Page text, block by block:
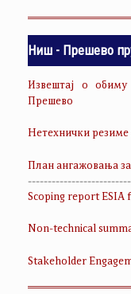
Ниш - Прешево
Извештај о
Прешево
Нетехнички
План ангажовања
Scoping report ESIA
Non-technical
Stakeholder